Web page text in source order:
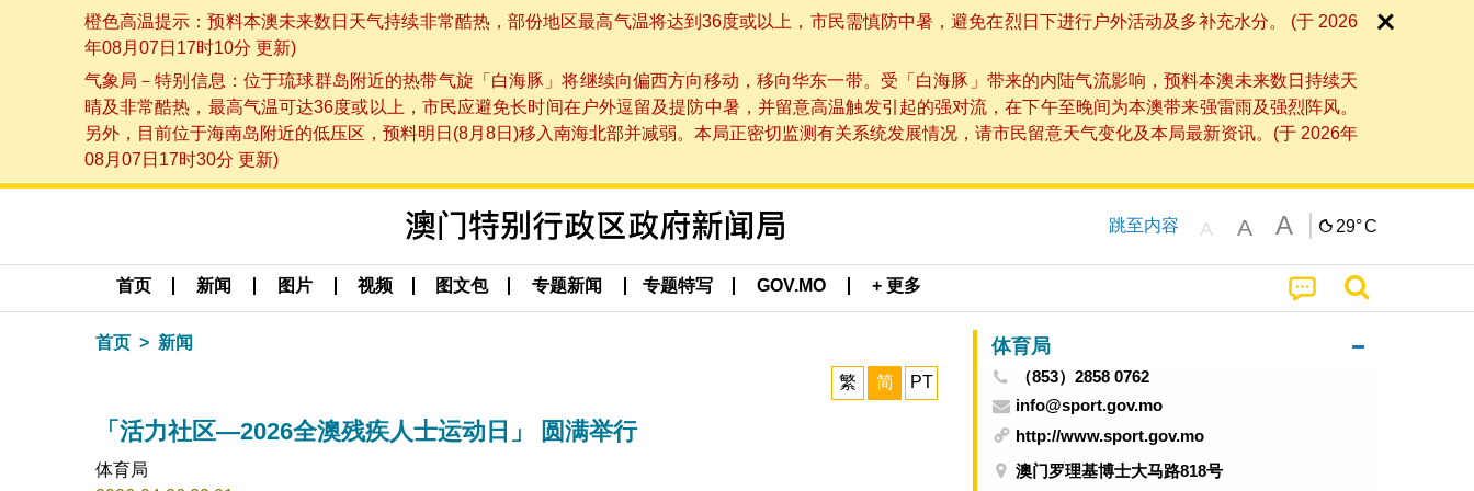
橙色高温提示：预料本澳未来数日天气持续非常酷热，部份地区最高气温将达到36度或以上，市民需慎防中暑，避免在烈日下进行户外活动及多补充水分。 (于 2026
年08月07日17时10分 更新)
气象局－特别信息：位于琉球群岛附近的热带气旋「白海豚」将继续向偏西方向移动，移向华东一带。受「白海豚」带来的内陆气流影响，预料本澳未来数日持续天
晴及非常酷热，最高气温可达36度或以上，市民应避免长时间在户外逗留及提防中暑，并留意高温触发引起的强对流，在下午至晚间为本澳带来强雷雨及强烈阵风。
另外，目前位于海南岛附近的低压区，预料明日(8月8日)移入南海北部并减弱。本局正密切监测有关系统发展情况，请市民留意天气变化及本局最新资讯。(于 2026年
08月07日17时30分 更新)
跳至内容 A A A 29°C
首页 新闻 图片 视频 图文包 专题新闻 专题特写 GOV.MO + 更多
首页 新闻
繁 简 PT
「活力社区—2026全澳残疾人士运动日」 圆满举行
体育局
体育局
（853）2858 0762
info@sport.gov.mo
http://www.sport.gov.mo
澳门罗理基博士大马路818号